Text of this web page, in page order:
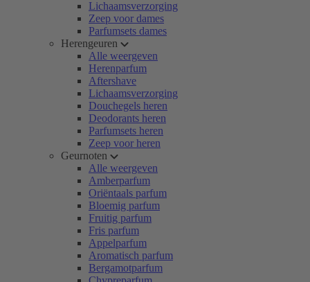
Lichaamsverzorging
Zeep voor dames
Parfumsets dames
Herengeuren
Alle weergeven
Herenparfum
Aftershave
Lichaamsverzorging
Douchegels heren
Deodorants heren
Parfumsets heren
Zeep voor heren
Geurnoten
Alle weergeven
Amberparfum
Oriëntaals parfum
Bloemig parfum
Fruitig parfum
Fris parfum
Appelparfum
Aromatisch parfum
Bergamotparfum